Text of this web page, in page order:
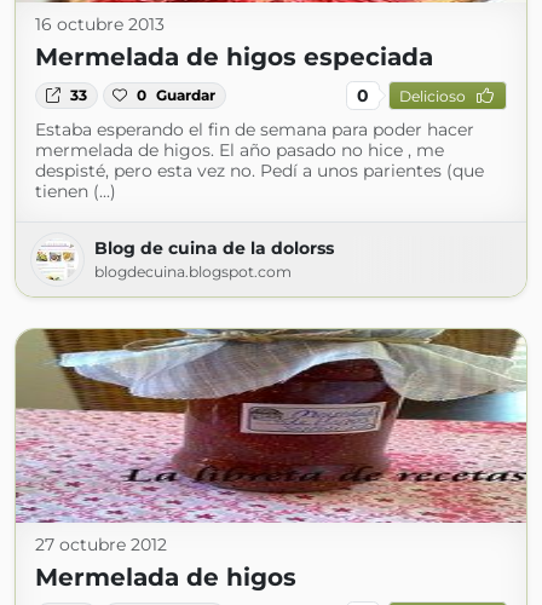
16 octubre 2013
Mermelada de higos especiada
33 0 Guardar 0 Delicioso
Estaba esperando el fin de semana para poder hacer
mermelada de higos. El año pasado no hice , me
despisté, pero esta vez no. Pedí a unos parientes (que
tienen (...)
Blog de cuina de la dolorss
blogdecuina.blogspot.com
27 octubre 2012
Mermelada de higos